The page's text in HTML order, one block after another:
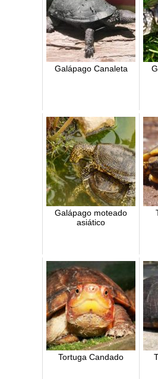
Galápago Canaleta
Galápago moteado
asiático
Tortuga Candado